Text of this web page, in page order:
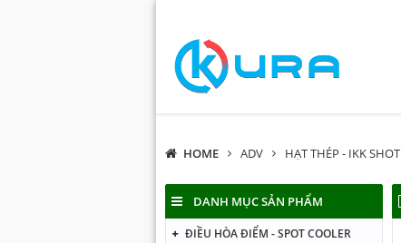
HOME ADV HẠT THÉP - IKK SHOT
DANH MỤC SẢN PHẨM
ĐIỀU HÒA ĐIỂM - SPOT COOLER